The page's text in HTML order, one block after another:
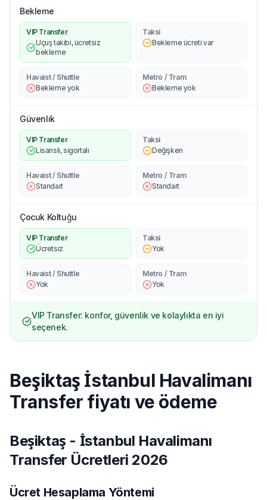
Bekleme
VIP Transfer
Uçuş takibi, ücretsiz
bekleme
Taksi
Bekleme ücreti var
Havaist / Shuttle
Bekleme yok
Metro / Tram
Bekleme yok
Güvenlik
VIP Transfer
Lisanslı, sigortalı
Taksi
Değişken
Havaist / Shuttle
Standart
Metro / Tram
Standart
Çocuk Koltuğu
VIP Transfer
Ücretsiz
Taksi
Yok
Havaist / Shuttle
Yok
Metro / Tram
Yok
VIP Transfer: konfor, güvenlik ve kolaylıkta en iyi
seçenek.
Beşiktaş İstanbul Havalimanı
Transfer fiyatı ve ödeme
Beşiktaş - İstanbul Havalimanı
Transfer Ücretleri 2026
Ücret Hesaplama Yöntemi